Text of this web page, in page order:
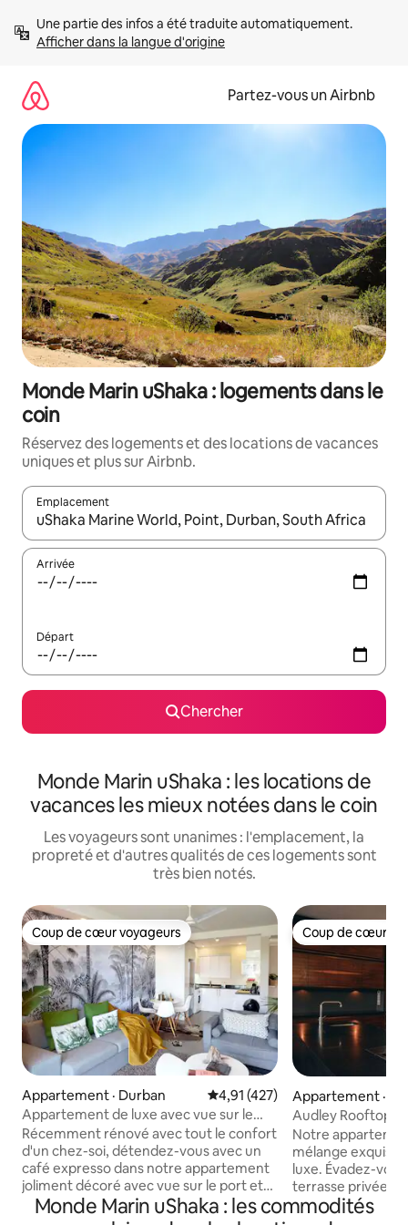
directement
Afficher dans la langue d'origine
Partez-vous un Airbnb
Monde Marin uShaka : logements dans le
coin
Réservez des logements et des locations de vacances
uniques et plus sur Airbnb.
Emplacement
Quand les résultats sont affichés, parcourez-les en utilisant
Arrivée
Départ
Chercher
Monde Marin uShaka : les locations de
vacances les mieux notées dans le coin
Les voyageurs sont unanimes : l'emplacement, la
propreté et d'autres qualités de ces logements sont
très bien notés.
Coup de cœur voyageurs
Coup de cœur voyageurs
Appartement · Durban Note moyenne de 4,91 sur 5,
4,91 (427)
Appartement de luxe avec vue sur le
port, à distance de marche des bars et
des plages
Récemment rénové avec tout le confort
d'un chez-soi, détendez-vous avec un
café expresso dans notre appartement
joliment décoré avec vue sur le port et
les navires de Durban. Vous êtes à
quelques pas du tout nouveau terminal
Coup de cœur
Coup de cœur
Appartement ·
Audley Rooftops
angles
Notre
mélange exquis
luxe. Évadez-
terrasse privée et
qui offre une vue
imprenable sur
Monde Marin uShaka : les commodités